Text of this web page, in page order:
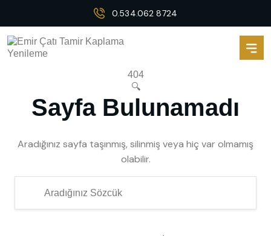
0.534.062 8724
404
🔍
Sayfa Bulunamadı
Aradığınız sayfa taşınmış, silinmiş veya hiç var olmamış
olabilir.